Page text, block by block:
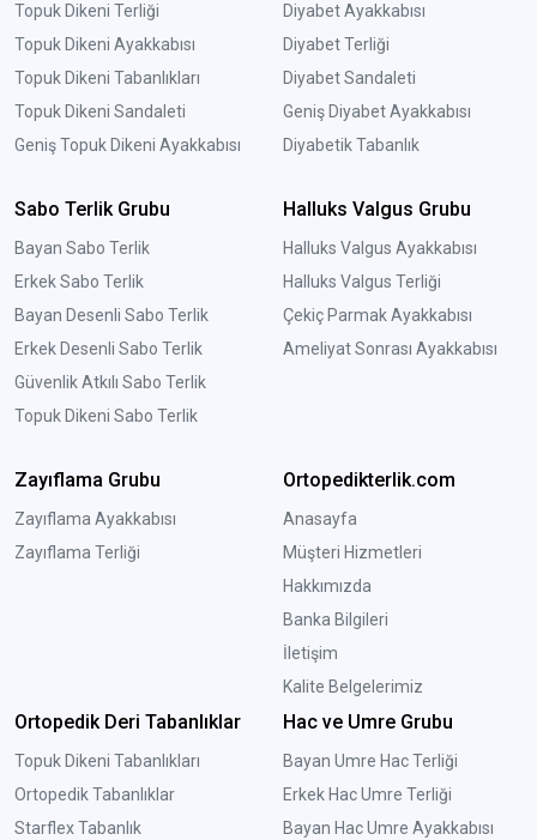
Topuk Dikeni Terliği
Topuk Dikeni Ayakkabısı
Topuk Dikeni Tabanlıkları
Topuk Dikeni Sandaleti
Geniş Topuk Dikeni Ayakkabısı
Diyabet Ayakkabısı
Diyabet Terliği
Diyabet Sandaleti
Geniş Diyabet Ayakkabısı
Diyabetik Tabanlık
Sabo Terlik Grubu
Bayan Sabo Terlik
Erkek Sabo Terlik
Bayan Desenli Sabo Terlik
Erkek Desenli Sabo Terlik
Güvenlik Atkılı Sabo Terlik
Topuk Dikeni Sabo Terlik
Halluks Valgus Grubu
Halluks Valgus Ayakkabısı
Halluks Valgus Terliği
Çekiç Parmak Ayakkabısı
Ameliyat Sonrası Ayakkabısı
Zayıflama Grubu
Zayıflama Ayakkabısı
Zayıflama Terliği
Ortopedikterlik.com
Anasayfa
Müşteri Hizmetleri
Hakkımızda
Banka Bilgileri
İletişim
Kalite Belgelerimiz
Ortopedik Deri Tabanlıklar
Topuk Dikeni Tabanlıkları
Ortopedik Tabanlıklar
Starflex Tabanlık
Hac ve Umre Grubu
Bayan Umre Hac Terliği
Erkek Hac Umre Terliği
Bayan Hac Umre Ayakkabısı